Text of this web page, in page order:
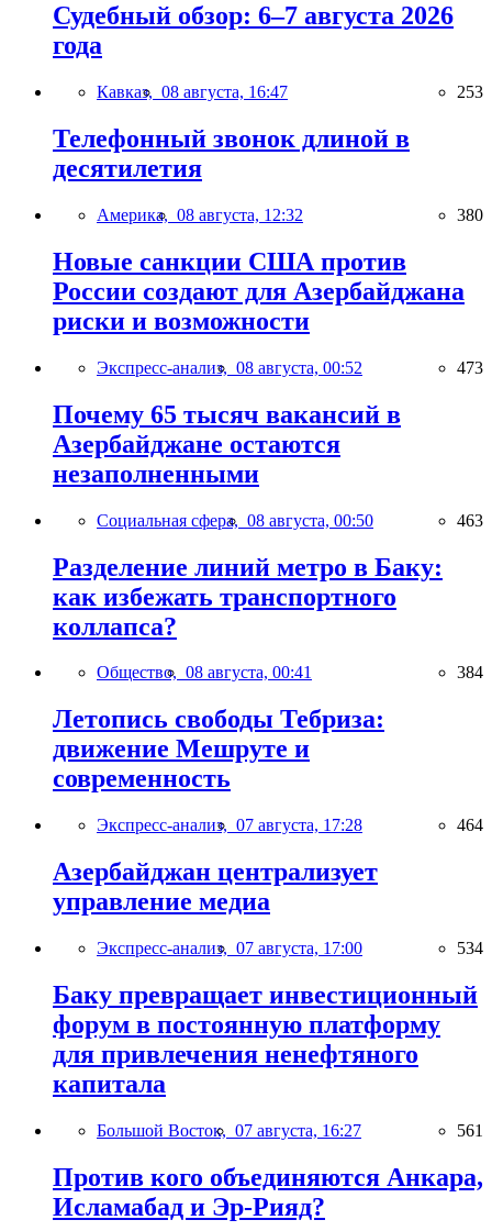
Судебный обзор: 6–7 августа 2026
года
Кавказ, 08 августа, 16:47 253
Телефонный звонок длиной в
десятилетия
Америка, 08 августа, 12:32 380
Новые санкции США против
России создают для Азербайджана
риски и возможности
Экспресс-анализ, 08 августа, 00:52 473
Почему 65 тысяч вакансий в
Азербайджане остаются
незаполненными
Социальная сфера, 08 августа, 00:50 463
Разделение линий метро в Баку:
как избежать транспортного
коллапса?
Общество, 08 августа, 00:41 384
Летопись свободы Тебриза:
движение Мешруте и
современность
Экспресс-анализ, 07 августа, 17:28 464
Азербайджан централизует
управление медиа
Экспресс-анализ, 07 августа, 17:00 534
Баку превращает инвестиционный
форум в постоянную платформу
для привлечения ненефтяного
капитала
Большой Восток, 07 августа, 16:27 561
Против кого объединяются Анкара,
Исламабад и Эр-Рияд?